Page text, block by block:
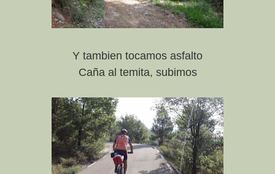
Y tambien tocamos asfalto
Caña al temita, subimos